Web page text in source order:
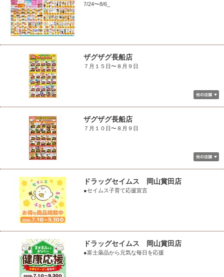
7/24〜8/6_
ザグザグ長船店
７月１５日〜８月９日
ザグザグ長船店
７月１０日〜８月９日
ドラッグセイムス 岡山賞田店
●セイムス子育て応援宣言
ドラッグセイムス 岡山賞田店
●富士薬品から元気な毎日を応援